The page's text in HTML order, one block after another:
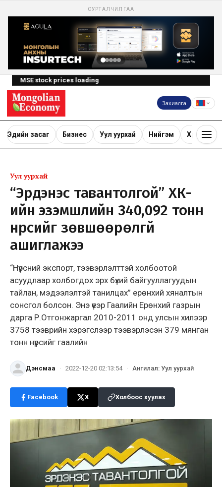
СУРТАЛЧИЛГАА
MSE stock prices loading
Захиалга
Эдийн засаг Бизнес Уул уурхай Нийгэм Хөрөнгө
Уул уурхай
“Эрдэнэс тавантолгой” ХК-
ийн эзэмшлийн 340,092 тонн
нүүрсийг зөвшөөрөлгүй
ашиглажээ
“Нүүрсний экспорт, тээвэрлэлттэй холбоотой
асуудлаар холбогдох эрх бүхий байгууллагуудын
тайлан, мэдээлэлтэй танилцах” ерөнхий хяналтын
сонсгол болсон. Энэ үеэр Гаалийн Ерөнхий газрын
дарга Р.Отгонжаргал 2010-2011 онд улсын хилээр
3758 тээврийн хэрэгслээр тээвэрлэсэн 379 мянган
тонн нүүрсийг гаалийн
Дэнсмаа · 2022-12-20 02:13:54 · Ангилал: Уул уурхай
Facebook X Холбоос хуулах